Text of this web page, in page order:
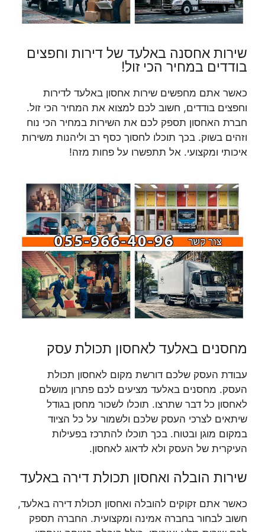
שירות אחסנה באלעד של דירות וחפצים
בודדים במחיר הכי זול!
כאשר אתם מחפשים שירות אחסון באלעד לדירות
וחפצים בודדים, חשוב לכם למצוא את המחיר הכי זול.
חברת האחסון תספק לכם את השירות במחיר הכי נוח
וזהים בשוק. בכך תוכלו לחסוך כסף רב וליהנות משירות
איכותי ומקצועי. אל תתפשרו על פחות מזה!
מחסנים באלעד לאחסון תכולת עסק
עבודת העסק שלכם דורשת מקום לאחסון תכולת
העסק. מחסנים באלעד מציעים לכם פתרון מושלם
לאחסון כל דבר שתרצו. תוכלו לשכור מחסן בגודל
שיתאים לצרכי העסק שלכם ולשמור על כל הציוד
במקום מוגן ובטוח. בכך תוכלו להתרכז בפעילות
העיקרית של העסק ולא לדאוג לאחסון.
שירות הובלה ואחסון תכולת דירה באלעד
כאשר אתם זקוקים להובלה ואחסון תכולת דירה באלעד,
חשוב לבחור בחברה אמינה ומקצועית. החברה תספק